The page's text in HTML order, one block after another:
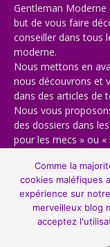
Gentleman
but de vous faire
conseiller dans tous
moderne.
Nous mettons en
nous découvrons et
dans des articles de
Nous vous
des dossiers dans
pour les mecs » ou
© Copyright 2013-
Comme la
cookies maléfiques
expérience sur
merveilleux blog
acceptez